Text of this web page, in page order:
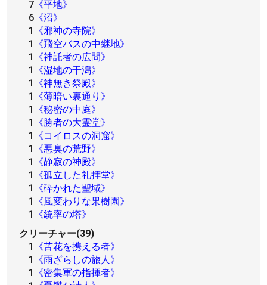
7 《平地》
6 《沼》
1
《邪神の寺院》
1
《飛空バスの中継地》
1
《神託者の広間》
1
《湿地の干潟》
1
《神無き祭殿》
1
《薄暗い裏通り》
1
《秘密の中庭》
1
《勝者の大霊堂》
1
《コイロスの洞窟》
1
《悪臭の荒野》
1
《静寂の神殿》
1
《孤立した礼拝堂》
1
《砕かれた聖域》
1
《風変わりな果樹園》
1
《統率の塔》
クリーチャー(39)
1
《苦花を携える者》
1
《雨ざらしの旅人》
1
《密集軍の指揮者》